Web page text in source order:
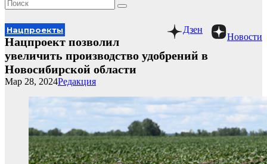
Новости
Дзен
Нацпроекты
Нацпроект позволил
увеличить производство удобрений в
Новосибирской области
Редакция
Мар 28, 2024